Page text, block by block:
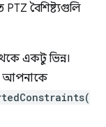
বৈশিষ্ট্যগুলি
একটু ভিন্ন।
আপনাকে